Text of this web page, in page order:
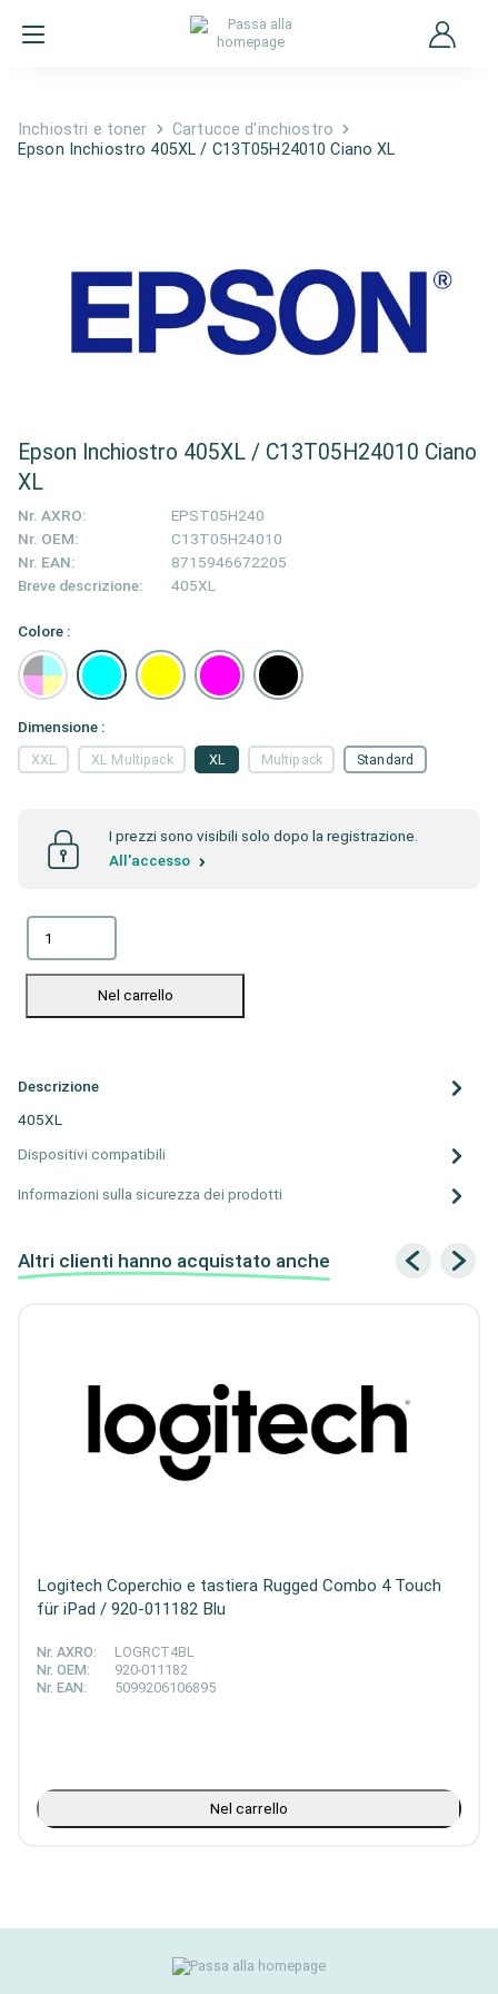
Inchiostri e toner
Cartucce d'inchiostro
Epson Inchiostro 405XL / C13T05H24010 Ciano XL
Epson Inchiostro 405XL / C13T05H24010 Ciano
XL
Nr. AXRO:
EPST05H240
Nr. OEM:
C13T05H24010
Nr. EAN:
8715946672205
Breve descrizione:
405XL
Colore :
Dimensione :
Multipack Standard
XL
XL Multipack
XXL
I prezzi sono visibili solo dopo la registrazione.
All'accesso
Nel carrello
Descrizione
405XL
Dispositivi compatibili
Informazioni sulla sicurezza dei prodotti
Altri clienti hanno acquistato anche
Logitech Coperchio e tastiera Rugged Combo 4 Touch
für iPad / 920-011182 Blu
Nr. AXRO:
LOGRCT4BL
Nr. OEM:
920-011182
Nr. EAN:
5099206106895
Nel carrello